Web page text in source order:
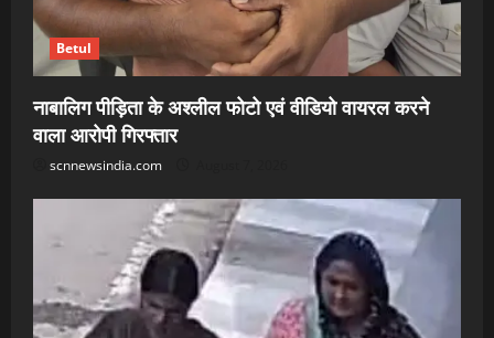
Betul
नाबालिग पीड़िता के अश्लील फोटो एवं वीडियो वायरल करने
वाला आरोपी गिरफ्तार
scnnewsindia.com